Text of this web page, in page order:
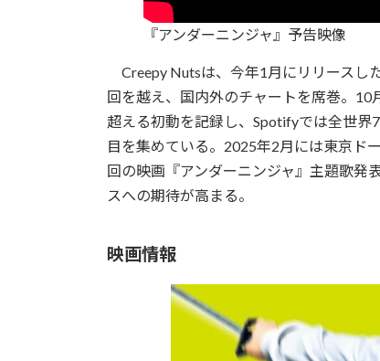
『アンダーニンジャ』予告映像
Creepy Nutsは、今年1月にリリースし
回を越え、国内外のチャートを席巻。
超える初動を記録し、Spotifyでは全世
目を集めている。2025年2月には東京ド
回の映画『アンダーニンジャ』主題歌発
スへの期待が高まる。
映画情報